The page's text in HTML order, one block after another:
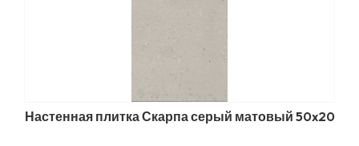
Настенная плитка Скарпа серый матовый 50x20